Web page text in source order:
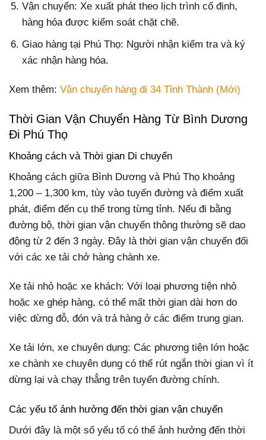
Vận chuyển: Xe xuất phát theo lịch trình cố định,
hàng hóa được kiểm soát chặt chẽ.
Giao hàng tại Phú Thọ: Người nhận kiểm tra và ký
xác nhận hàng hóa.
Xem thêm: Vận chuyển hàng đi 34 Tỉnh Thành (Mới)
Thời Gian Vận Chuyển Hàng Từ Bình Dương
Đi Phú Thọ
Khoảng cách và Thời gian Di chuyển
Khoảng cách giữa Bình Dương và Phú Thọ khoảng
1,200 – 1,300 km, tùy vào tuyến đường và điểm xuất
phát, điểm đến cụ thể trong từng tỉnh. Nếu đi bằng
đường bộ, thời gian vận chuyển thông thường sẽ dao
động từ 2 đến 3 ngày. Đây là thời gian vận chuyển đối
với các xe tải chở hàng chành xe.
Xe tải nhỏ hoặc xe khách: Với loại phương tiện nhỏ
hoặc xe ghép hàng, có thể mất thời gian dài hơn do
việc dừng đỗ, đón và trả hàng ở các điểm trung gian.
Xe tải lớn, xe chuyên dụng: Các phương tiện lớn hoặc
xe chành xe chuyên dụng có thể rút ngắn thời gian vì ít
dừng lại và chạy thẳng trên tuyến đường chính.
Các yếu tố ảnh hưởng đến thời gian vận chuyển
Dưới đây là một số yếu tố có thể ảnh hưởng đến thời